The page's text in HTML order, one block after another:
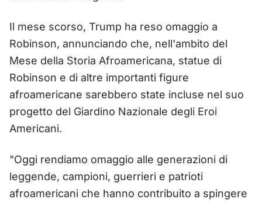
Il mese scorso, Trump ha reso omaggio a
Robinson, annunciando che, nell'ambito del
Mese della Storia Afroamericana, statue di
Robinson e di altre importanti figure
afroamericane sarebbero state incluse nel suo
progetto del Giardino Nazionale degli Eroi
Americani.
"Oggi rendiamo omaggio alle generazioni di
leggende, campioni, guerrieri e patrioti
afroamericani che hanno contribuito a spingere